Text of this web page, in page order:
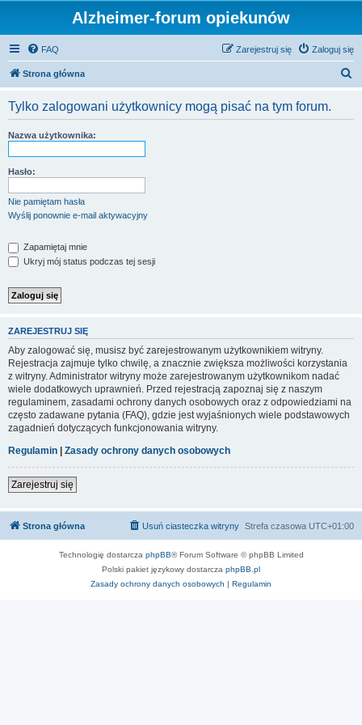
Alzheimer-forum opiekunów
FAQ Zaloguj się
Zarejestruj się
Strona główna
Tylko zalogowani użytkownicy mogą pisać na tym forum.
Nazwa użytkownika:
Hasło:
Nie pamiętam hasła
Wyślij ponownie e-mail aktywacyjny
Zapamiętaj mnie
Ukryj mój status podczas tej sesji
ZAREJESTRUJ SIĘ
Aby zalogować się, musisz być zarejestrowanym użytkownikiem witryny.
Rejestracja zajmuje tylko chwilę, a znacznie zwiększa możliwości korzystania
z witryny. Administrator witryny może zarejestrowanym użytkownikom nadać
wiele dodatkowych uprawnień. Przed rejestracją zapoznaj się z naszym
regulaminem, zasadami ochrony danych osobowych oraz z odpowiedziami na
często zadawane pytania (FAQ), gdzie jest wyjaśnionych wiele podstawowych
zagadnień dotyczących funkcjonowania witryny.
Regulamin | Zasady ochrony danych osobowych
Zarejestruj się
Strona główna Strefa czasowa UTC+01:00
Usuń ciasteczka witryny
Technologię dostarcza phpBB® Forum Software © phpBB Limited
Polski pakiet językowy dostarcza phpBB.pl
Zasady ochrony danych osobowych | Regulamin